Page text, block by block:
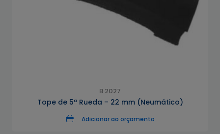
B 2027
Tope de 5ª Rueda – 22 mm (Neumático)
Adicionar ao orçamento